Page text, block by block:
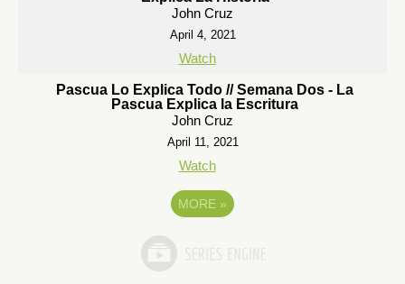
John Cruz
April 4, 2021
Watch
Pascua Lo Explica Todo // Semana Dos - La
Pascua Explica la Escritura
John Cruz
April 11, 2021
Watch
MORE »